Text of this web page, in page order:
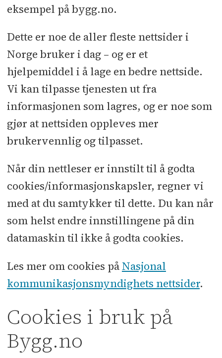
eksempel på bygg.no.
Dette er noe de aller fleste nettsider i
Norge bruker i dag – og er et
hjelpemiddel i å lage en bedre nettside.
Vi kan tilpasse tjenesten ut fra
informasjonen som lagres, og er noe som
gjør at nettsiden oppleves mer
brukervennlig og tilpasset.
Når din nettleser er innstilt til å godta
cookies/informasjonskapsler, regner vi
med at du samtykker til dette. Du kan når
som helst endre innstillingene på din
datamaskin til ikke å godta cookies.
Les mer om cookies påNasjonal
kommunikasjonsmyndighets nettsider.
Cookies i bruk på
Bygg.no